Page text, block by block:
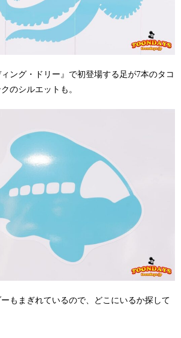
ング・ドリー』で初登場する足が7本のタコ
のシルエットも。
もまぎれているので、どこにいるか探して